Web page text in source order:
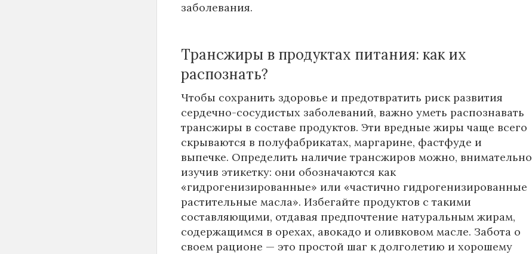
заболевания.
Трансжиры в продуктах питания: как их
распознать?
Чтобы сохранить здоровье и предотвратить риск развития
сердечно-сосудистых заболеваний, важно уметь распознавать
трансжиры в составе продуктов. Эти вредные жиры чаще всего
скрываются в полуфабрикатах, маргарине, фастфуде и
выпечке. Определить наличие трансжиров можно, внимательно
изучив этикетку: они обозначаются как
«гидрогенизированные» или «частично гидрогенизированные
растительные масла». Избегайте продуктов с такими
составляющими, отдавая предпочтение натуральным жирам,
содержащимся в орехах, авокадо и оливковом масле. Забота о
своем рационе — это простой шаг к долголетию и хорошему